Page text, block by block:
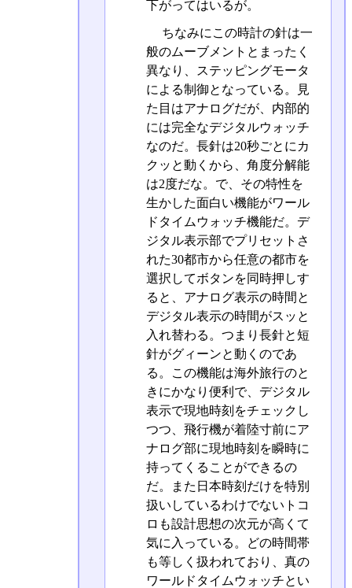
下がってはいるが。
ちなみにこの時計の針は一
般のムーブメントとまったく
異なり、ステッピングモータ
による制御となっている。見
た目はアナログだが、内部的
には完全なデジタルウォッチ
なのだ。長針は20秒ごとにカ
クッと動くから、角度分解能
は2度だな。で、その特性を
生かした面白い機能がワール
ドタイムウォッチ機能だ。デ
ジタル表示部でプリセットさ
れた30都市から任意の都市を
選択してボタンを同時押しす
ると、アナログ表示の時間と
デジタル表示の時間がスッと
入れ替わる。つまり長針と短
針がグィーンと動くのであ
る。この機能は海外旅行のと
きにかなり便利で、デジタル
表示で現地時刻をチェックし
つつ、飛行機が着陸寸前にア
ナログ部に現地時刻を瞬時に
持ってくることができるの
だ。また日本時刻だけを特別
扱いしているわけでないトコ
ロも設計思想の次元が高くて
気に入っている。どの時間帯
も等しく扱われており、真の
ワールドタイムウォッチとい